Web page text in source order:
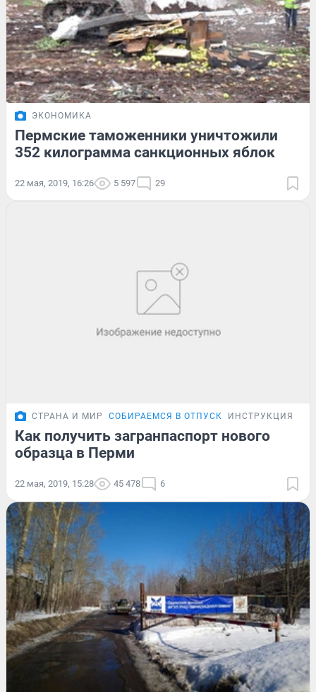
ЭКОНОМИКА
Пермские таможенники уничтожили
352 килограмма санкционных яблок
22 мая, 2019, 16:26 5 597 29
СТРАНА И МИР СОБИРАЕМСЯ В ОТПУСК ИНСТРУКЦИЯ
Как получить загранпаспорт нового
образца в Перми
22 мая, 2019, 15:28 45 478 6